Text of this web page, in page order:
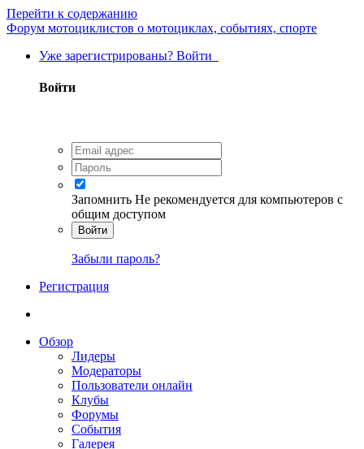
Перейти к содержанию
Форум мотоциклистов о мотоциклах, событиях, спорте
Уже зарегистрированы? Войти
Войти
Запомнить Не рекомендуется для компьютеров с
общим доступом
Войти
Забыли пароль?
Регистрация
Обзор
Лидеры
Модераторы
Пользователи онлайн
Клубы
Форумы
События
Галерея